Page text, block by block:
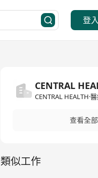
登入
CENTRAL
CENTRAL HEALTH·
查看全
類似工作